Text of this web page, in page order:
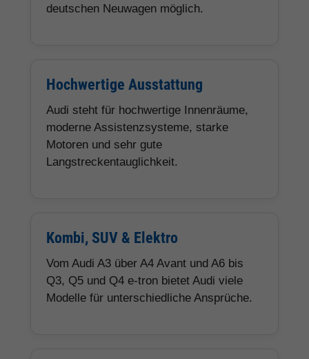
deutschen Neuwagen möglich.
Hochwertige Ausstattung
Audi steht für hochwertige Innenräume,
moderne Assistenzsysteme, starke
Motoren und sehr gute
Langstreckentauglichkeit.
Kombi, SUV & Elektro
Vom Audi A3 über A4 Avant und A6 bis
Q3, Q5 und Q4 e-tron bietet Audi viele
Modelle für unterschiedliche Ansprüche.